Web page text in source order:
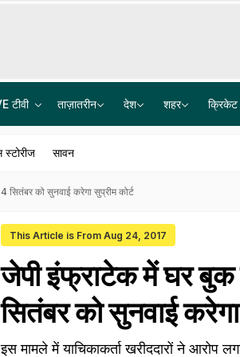
टीवी ताज़ातरीन देश शहर क्रिकेट
सावन
सितंबर को सुनवाई करेगा सुप्रीम कोर्ट
This Article is From Aug 24, 2017
जेपी इंफ्राटेक में घर बुक
सितंबर को सुनवाई करेगा
इस मामले में याचिकाकर्ता खरीददारों ने आरोप